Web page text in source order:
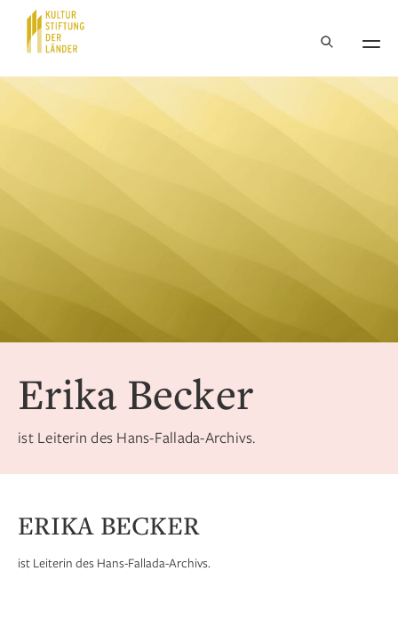
Hauptnavigation
Erika Becker
ist Leiterin des Hans-Fallada-Archivs.
ERIKA BECKER
ist Leiterin des Hans-Fallada-Archivs.